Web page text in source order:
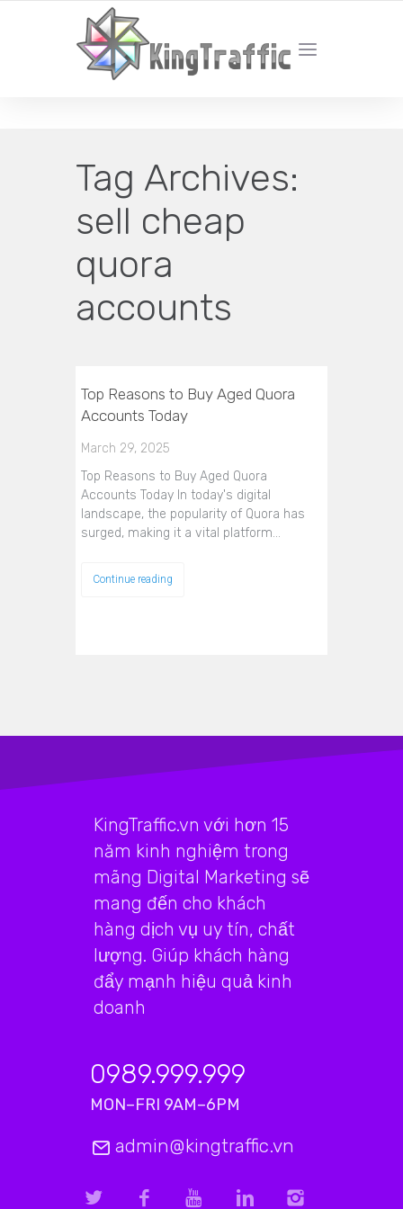
YOUR LOCAL DIGITAL MARKETING AGENCY
Tag Archives:
sell cheap
quora
accounts
Top Reasons to Buy Aged Quora
Accounts Today
March 29, 2025
Top Reasons to Buy Aged Quora
Accounts Today In today's digital
landscape, the popularity of Quora has
surged, making it a vital platform…
Continue reading
KingTraffic.vn với hơn 15
năm kinh nghiệm trong
mãng Digital Marketing sẽ
mang đến cho khách
hàng dịch vụ uy tín, chất
lượng. Giúp khách hàng
đẩy mạnh hiệu quả kinh
doanh
0989.999.999
MON–FRI 9AM–6PM
admin@kingtraffic.vn